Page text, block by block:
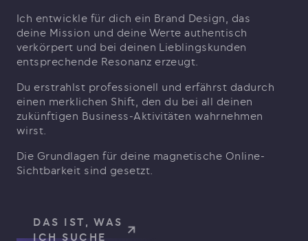
Ich entwickle für dich ein Brand Design, das
deine Mission und deine Werte authentisch
verkörpert und bei deinen Lieblingskunden
entsprechende Resonanz erzeugt.
Du erstrahlst professionell und erfährst dadurch
einen merklichen Shift, den du bei all deinen
zukünftigen Business-Aktivitäten wahrnehmen
wirst.
Die Grundlagen für deine magnetische Online-
Sichtbarkeit sind gesetzt.
DAS IST, WAS
ICH SUCHE